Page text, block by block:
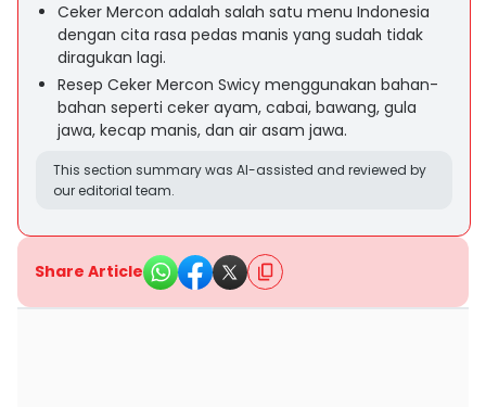
Ceker Mercon adalah salah satu menu Indonesia
dengan cita rasa pedas manis yang sudah tidak
diragukan lagi.
Resep Ceker Mercon Swicy menggunakan bahan-
bahan seperti ceker ayam, cabai, bawang, gula
jawa, kecap manis, dan air asam jawa.
This section summary was AI-assisted and reviewed by
our editorial team.
Share Article